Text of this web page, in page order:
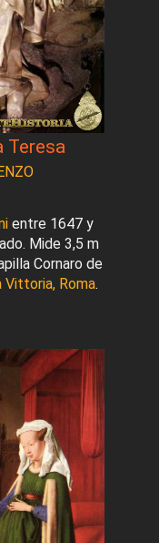
Teresa
entre 1647 y
Mide 3,5 m
Cornaro de
Vittoria, Roma.